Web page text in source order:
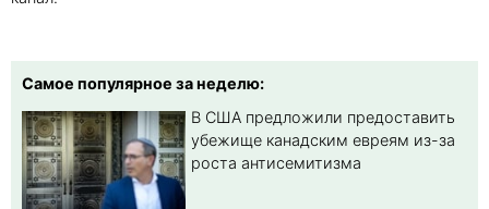
Самое популярное за неделю:
В США предложили предоставить
убежище канадским евреям из-за
роста антисемитизма